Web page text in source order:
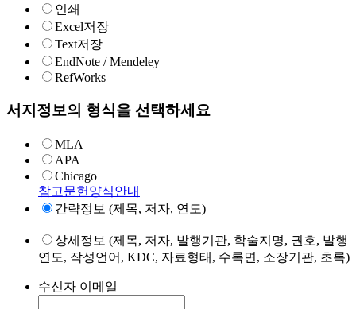
인쇄
Excel저장
Text저장
EndNote / Mendeley
RefWorks
서지정보의 형식을 선택하세요
MLA
APA
Chicago
참고문헌양식안내
간략정보 (제목, 저자, 연도)
상세정보 (제목, 저자, 발행기관, 학술지명, 권호, 발행
연도, 작성언어, KDC, 자료형태, 수록면, 소장기관, 초록)
수신자 이메일